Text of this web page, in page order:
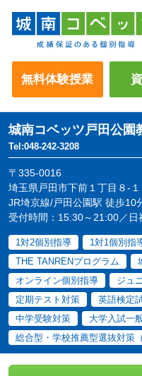
無料体験授業
城南コベッツ戸田公園
Tel:048-242-3208
〒335-0016
埼玉県戸田市下前１丁目８-
JR埼京線/戸田公園駅 徒歩10
受付時間：15:30～21:00／日
1対2個別指導 1対1個別指
THE TANRENプログラム
オンライン個別指導
ジュ
定期テスト対策
英語検定
中学受験対策
大学入試一
総合型・学校推薦型選抜対策